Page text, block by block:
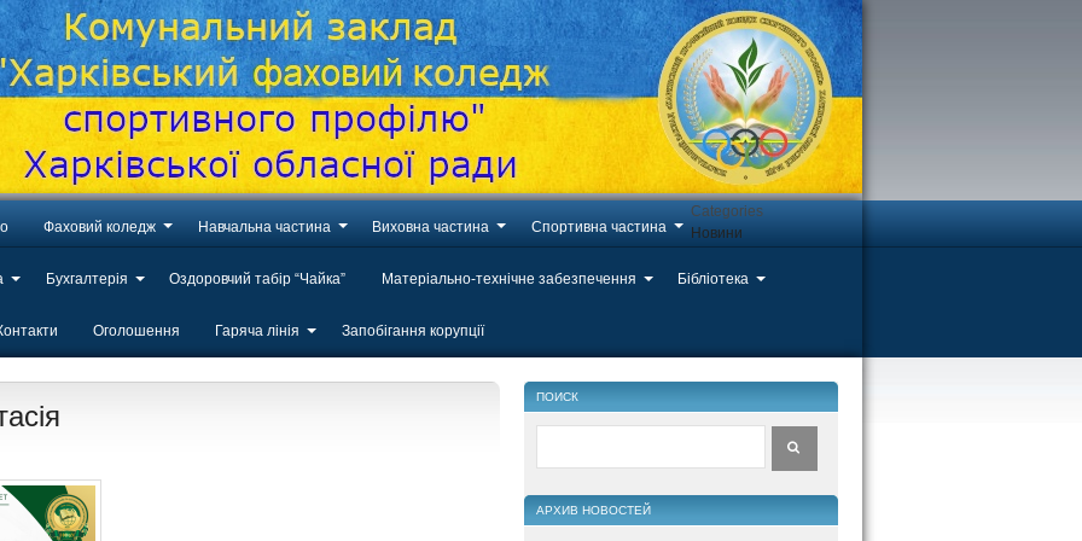
Фаховий коледж Навчальна частина Виховна частина Спортивна частина
Бухгалтерія Оздоровчий табір “Чайка” Матеріально-технічне забезпечення Бібліотека
Оголошення Гаряча лінія Запобігання корупції
Categories
Новини
ПОИСК
АРХИВ НОВОСТЕЙ